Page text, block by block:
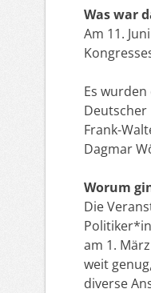
Was war
Am 11.
Es
Deutscher
Frank-
Dagmar
Worum
Die
am 1.
weit
diverse